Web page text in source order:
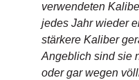
verwendeten
jedes Jahr wieder
stärkere Kaliber
Angeblich sind sie
oder gar wegen